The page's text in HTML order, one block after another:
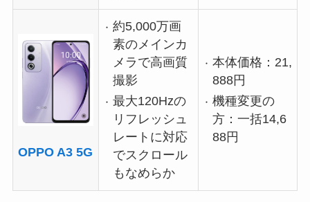
OPPO A3 5G
約5,000万画
素のメインカ
メラで高画質
撮影
最大120Hzの
リフレッシュ
レートに対応
でスクロール
もなめらか
本体価格：21,
888円
機種変更の
方：一括14,6
88円